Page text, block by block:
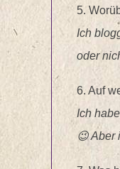
5.
Ich
oder
6. Auf
Ich
😉 Aber